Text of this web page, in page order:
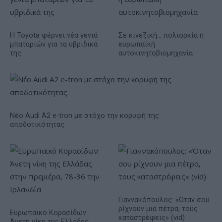
Η Toyota φέρνει νέα γενιά
μπαταριών για τα υβριδικά
της
Σε κινεζική… πολιορκία η
ευρωπαϊκή
αυτοκινητοβιομηχανία
Νέο Audi A2 e-tron με στόχο την κορυφή της
αποδοτικότητας
Ευρωπαϊκό Κορασίδων:
Γιαννακόπουλος: «Όταν σου
ρίχνουν μια πέτρα, τους
καταστρέφεις» (vid)